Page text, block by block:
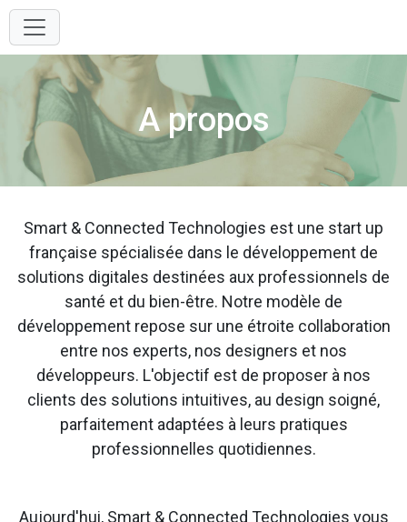
A propos
Smart & Connected Technologies est une start up
française spécialisée dans le développement de
solutions digitales destinées aux professionnels de
santé et du bien-être. Notre modèle de
développement repose sur une étroite collaboration
entre nos experts, nos designers et nos
développeurs. L'objectif est de proposer à nos
clients des solutions intuitives, au design soigné,
parfaitement adaptées à leurs pratiques
professionnelles quotidiennes.
Aujourd'hui, Smart & Connected Technologies vous